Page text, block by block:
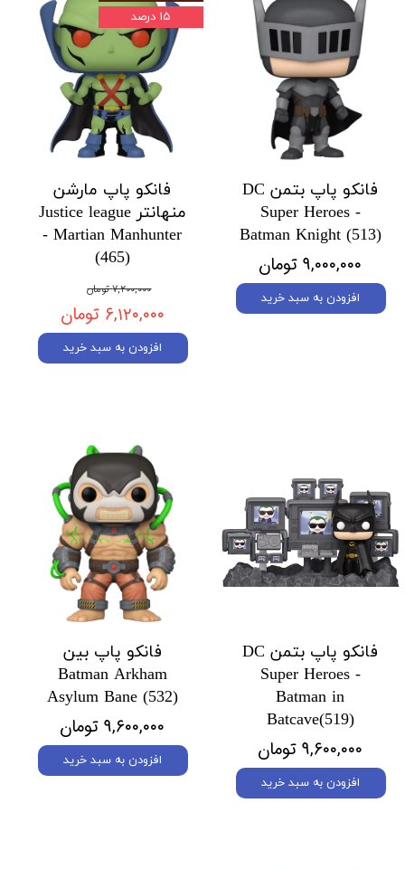
فانکو پاپ بتمن DC
Super Heroes -
Batman Knight (513)
۹,۰۰۰,۰۰۰ تومان
افزودن به سبد خرید
فانکو پاپ مارشن
منهانتر Justice league
- Martian Manhunter
(465)
۷,۲۰۰,۰۰۰ تومان
۶,۱۲۰,۰۰۰ تومان
افزودن به سبد خرید
۱۵ درصد
فانکو پاپ بتمن DC
Super Heroes -
Batman in
Batcave(519)
۹,۶۰۰,۰۰۰ تومان
افزودن به سبد خرید
فانکو پاپ بین
Batman Arkham
Asylum Bane (532)
۹,۶۰۰,۰۰۰ تومان
افزودن به سبد خرید